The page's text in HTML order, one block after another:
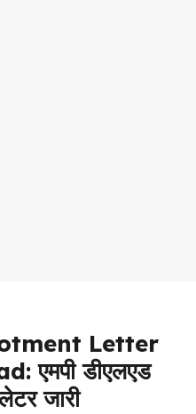
Letter
एमपी डीएलएड
जारी